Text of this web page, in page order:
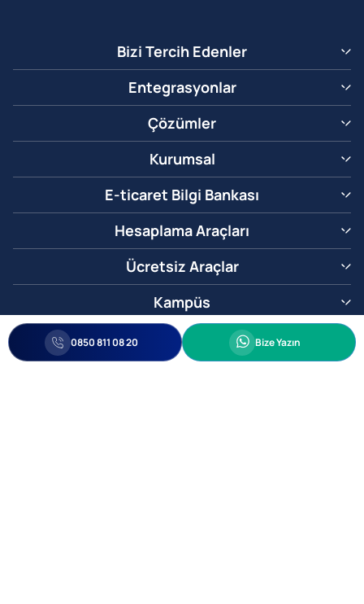
Bizi Tercih Edenler
Entegrasyonlar
Çözümler
Kurumsal
E-ticaret Bilgi Bankası
Hesaplama Araçları
Ücretsiz Araçlar
Kampüs
0850 811 08 20 Whatsapp
Bize Yazın
0850 811 08 20